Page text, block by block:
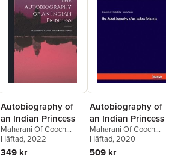
Autobiography of
an Indian Princess
Maharani Of Cooch
Behar Sunity Devee
Häftad, 2022
349 kr
Autobiography of
an Indian Princess
Maharani Of Cooch
Behar Sunity Devee
Häftad, 2020
509 kr